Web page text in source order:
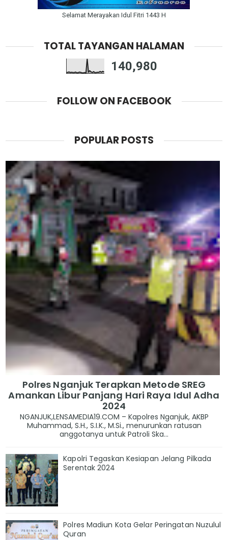
Selamat Merayakan Idul Fitri 1443 H
TOTAL TAYANGAN HALAMAN
140,980
FOLLOW ON FACEBOOK
POPULAR POSTS
Polres Nganjuk Terapkan Metode SREG
Amankan Libur Panjang Hari Raya Idul Adha
2024
NGANJUK,LENSAMEDIA19.COM – Kapolres Nganjuk, AKBP
Muhammad, S.H., S.I.K., M.Si., menurunkan ratusan
anggotanya untuk Patroli Ska...
Kapolri Tegaskan Kesiapan Jelang Pilkada
Serentak 2024
Polres Madiun Kota Gelar Peringatan Nuzulul
Quran